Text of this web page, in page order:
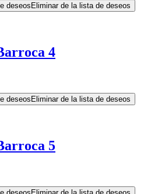
deseos Eliminar de la lista de deseos
4
deseos Eliminar de la lista de deseos
5